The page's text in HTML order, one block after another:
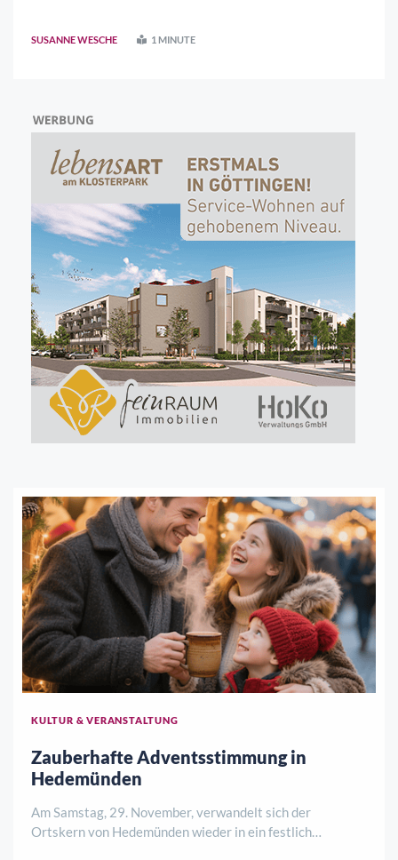
SUSANNE WESCHE 1 MINUTE
KULTUR & VERANSTALTUNG
Zauberhafte Adventsstimmung in
Hedemünden
Am Samstag, 29. November, verwandelt sich der
Ortskern von Hedemünden wieder in ein festlich